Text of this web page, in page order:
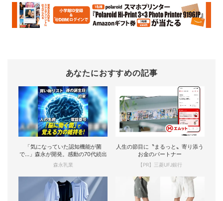
あなたにおすすめの記事
「気になっていた認知機能が菌
で…」森永が開発。感動の70代続出
森永乳業
人生の節目に〝まるっと〟寄り添う
お金のパートナー
【PR】三菱UFJ銀行